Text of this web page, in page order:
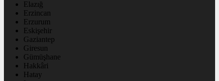
Elazığ
Erzincan
Erzurum
Eskişehir
Gaziantep
Giresun
Gümüşhane
Hakkâri
Hatay